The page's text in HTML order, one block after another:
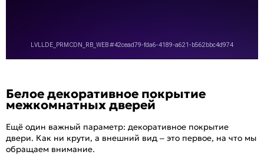
Белое декоративное покрытие
межкомнатных дверей
Ещё один важный параметр: декоративное покрытие
двери. Как ни крути, а внешний вид – это первое, на что мы
обращаем внимание.